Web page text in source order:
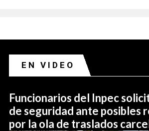
EN VIDEO
Funcionarios del Inpec
de seguridad ante posibles
por la ola de traslados